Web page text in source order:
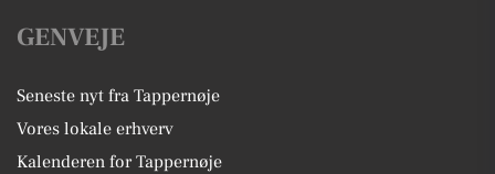
GENVEJE
Seneste nyt fra Tappernøje
Vores lokale erhverv
Kalenderen for Tappernøje